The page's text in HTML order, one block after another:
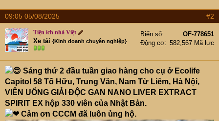
09:05 05/08/2025 #2
Tiện ích nhà Việt
Xe tải {Kinh doanh chuyên nghiệp}
Biển số
OF-778651
Động cơ
582,567 Mã lực
Sáng thứ 2 đầu tuần giao hàng cho cụ ở Ecolife
Capitol 58 Tố Hữu, Trung Văn, Nam Từ Liêm, Hà Nội,
VIÊN UỐNG GIẢI ĐỘC GAN NANO LIVER EXTRACT
SPIRIT EX hộp 330 viên của Nhật Bản.
Cảm ơn CCCM đã luôn ủng hộ.